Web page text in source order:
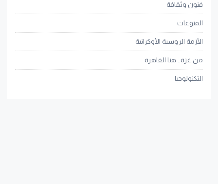
فنون وثقافة
المنوعات
الأزمة الروسية الأوكرانية
من غزة.. هنا القاهرة
التكنولوجيا